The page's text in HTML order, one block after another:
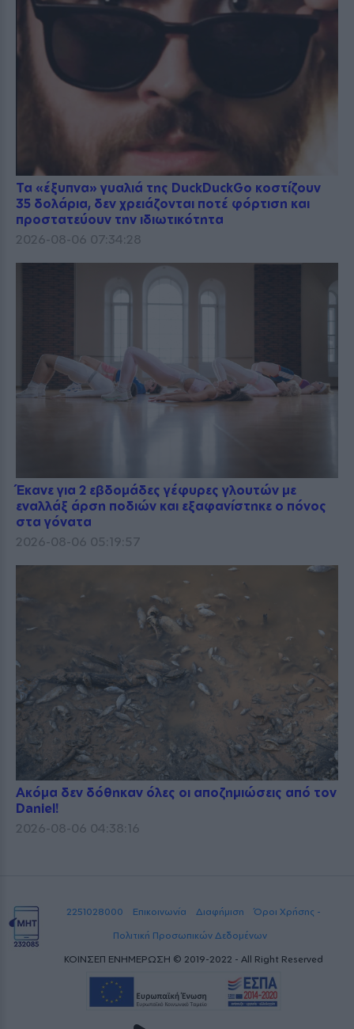
Τα «έξυπνα» γυαλιά της DuckDuckGo κοστίζουν
35 δολάρια, δεν χρειάζονται ποτέ φόρτιση και
προστατεύουν την ιδιωτικότητα
2026-08-06 07:34:28
Έκανε για 2 εβδομάδες γέφυρες γλουτών με
εναλλάξ άρση ποδιών και εξαφανίστηκε ο πόνος
στα γόνατα
2026-08-06 05:19:57
Ακόμα δεν δόθηκαν όλες οι αποζημιώσεις από τον
Daniel!
2026-08-06 04:38:16
2251028000 Επικοινωνία Διαφήμιση
Όροι Χρήσης -
Πολιτική Προσωπικών Δεδομένων
ΚΟΙΝΣΕΠ ΕΝΗΜΕΡΩΣΗ © 2019-2022 - All Right Reserved